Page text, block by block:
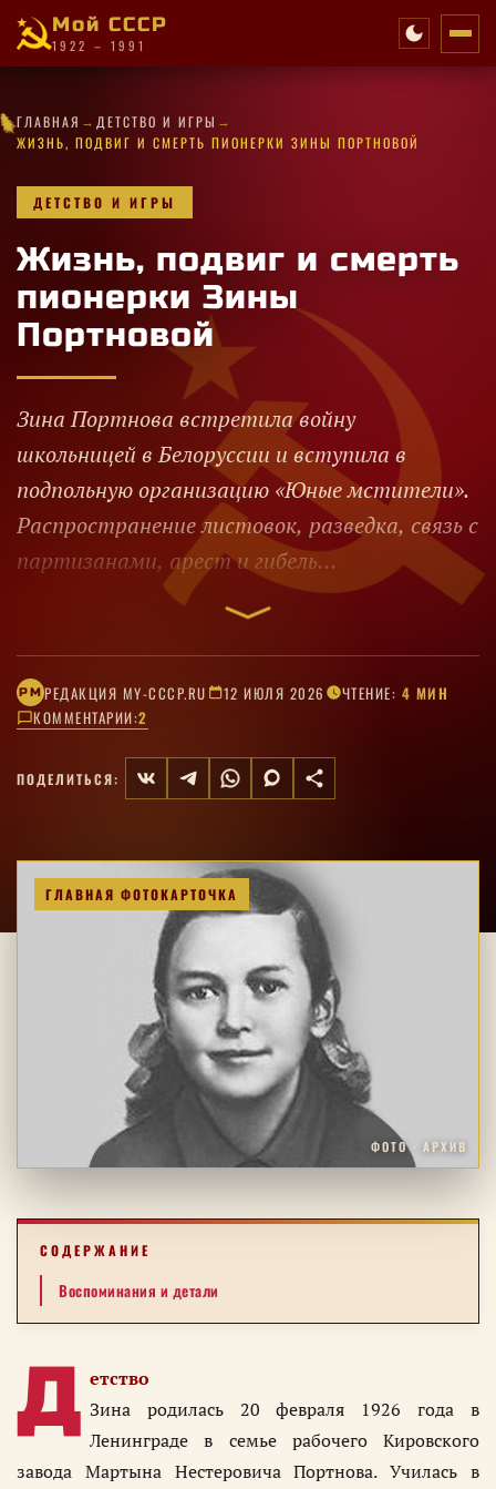
Мой СССР
1922 – 1991
★
★
✧
★
★
★
✦
✦
✦
✦
✦
✧
★
·★
★
★
★
★
✧
·★
✦
★
✦ ГЛАВНАЯ → ДЕТСТВО И ИГРЫ →
ЖИЗНЬ, ПОДВИГ И СМЕРТЬ ПИОНЕРКИ ЗИНЫ ПОРТНОВОЙ
ДЕТСТВО И ИГРЫ
Жизнь, подвиг и смерть
пионерки Зины
Портновой
Зина Портнова встретила войну
школьницей в Белоруссии и вступила в
подпольную организацию «Юные мстители».
Распространение листовок, разведка, связь с
партизанами, арест и гибель
семнадцатилетней участницы
РM РЕДАКЦИЯ MY-CCCP.RU 12 ИЮЛЯ 2026 ЧТЕНИЕ: 4 МИН
КОММЕНТАРИИ:2
ПОДЕЛИТЬСЯ:
ГЛАВНАЯ ФОТОКАРТОЧКА
ФОТО · АРХИВ
СОДЕРЖАНИЕ
Воспоминания и детали
Д етство
Зина родилась 20 февраля 1926 года в
Ленинграде в семье рабочего Кировского
завода Мартына Нестеровича Портнова. Училась в